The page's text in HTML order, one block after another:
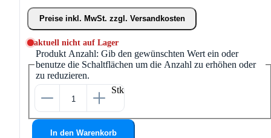
Preise inkl. MwSt. zzgl. Versandkosten
aktuell nicht auf Lager
Produkt Anzahl: Gib den gewünschten Wert ein oder
benutze die Schaltflächen um die Anzahl zu erhöhen oder
zu reduzieren.
Stk
In den Warenkorb